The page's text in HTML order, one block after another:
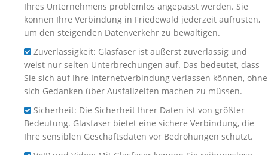
Ihres Unternehmens problemlos angepasst werden. Sie
können Ihre Verbindung in Friedewald jederzeit aufrüsten,
um den steigenden Datenverkehr zu bewältigen.
Zuverlässigkeit: Glasfaser ist äußerst zuverlässig und
weist nur selten Unterbrechungen auf. Das bedeutet, dass
Sie sich auf Ihre Internetverbindung verlassen können, ohne
sich Gedanken über Ausfallzeiten machen zu müssen.
Sicherheit: Die Sicherheit Ihrer Daten ist von größter
Bedeutung. Glasfaser bietet eine sichere Verbindung, die
Ihre sensiblen Geschäftsdaten vor Bedrohungen schützt.